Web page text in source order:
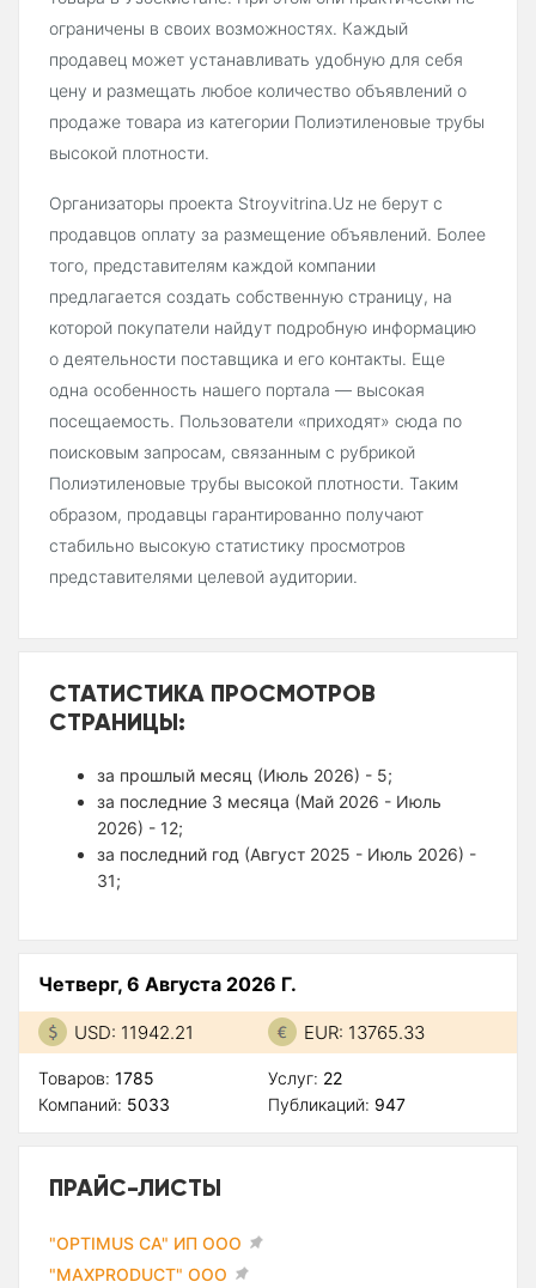
ограничены в своих возможностях. Каждый
продавец может устанавливать удобную для себя
цену и размещать любое количество объявлений о
продаже товара из категории Полиэтиленовые трубы
высокой плотности.
Организаторы проекта Stroyvitrina.Uz не берут с
продавцов оплату за размещение объявлений. Более
того, представителям каждой компании
предлагается создать собственную страницу, на
которой покупатели найдут подробную информацию
о деятельности поставщика и его контакты. Еще
одна особенность нашего портала — высокая
посещаемость. Пользователи «приходят» сюда по
поисковым запросам, связанным с рубрикой
Полиэтиленовые трубы высокой плотности. Таким
образом, продавцы гарантированно получают
стабильно высокую статистику просмотров
представителями целевой аудитории.
СТАТИСТИКА ПРОСМОТРОВ
СТРАНИЦЫ:
за прошлый месяц (Июль 2026) - 5;
за последние 3 месяца (Май 2026 - Июль
2026) - 12;
за последний год (Август 2025 - Июль 2026) -
31;
Четверг, 6 Августа 2026 Г.
USD: 11942.21 EUR: 13765.33
Товаров: 1785
Компаний: 5033
Услуг: 22
Публикаций: 947
ПРАЙС-ЛИСТЫ
"OPTIMUS CA" ИП ООО
"MAXPRODUCT" ООО